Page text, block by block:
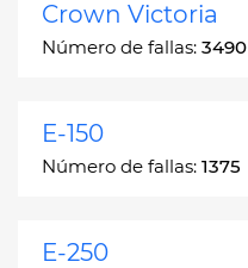
Crown Victoria
Número de fallas: 3490
E-150
Número de fallas: 1375
E-250